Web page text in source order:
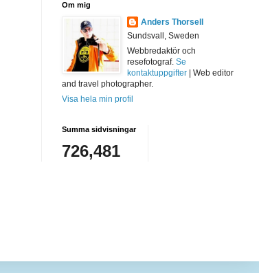
Om mig
Anders Thorsell
Sundsvall, Sweden
Webbredaktör och
resefotograf. Se
kontaktuppgifter | Web editor
and travel photographer.
Visa hela min profil
Summa sidvisningar
726,481